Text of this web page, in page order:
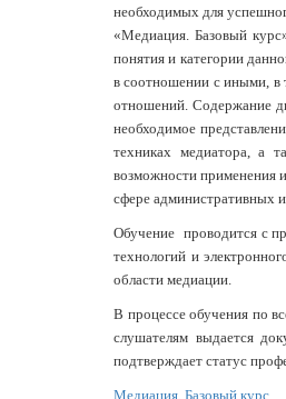
необходимых для
«Медиация. Базовый
понятия и категории
в соотношении с иными, в
отношений. Содержание
необходимое
техниках медиатора, а
возможности применения
сфере административных
Обучение проводится с
технологий и
области медиации.
В процессе обучения по
слушателям выдается
подтверждает статус
Медиация. Базовый курс